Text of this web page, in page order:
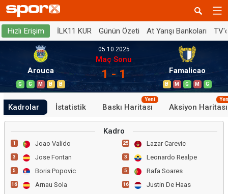
Hızlı Erişim İLK11 KUR Günün Özeti At Yarışı Bankoları
Arouca
G G M B B
05.10.2025
Maç Sonu
1 - 1 Famalicao
B M G M G
Kadrolar İstatistik Baskı Haritası
Yeni
Aksiyon Haritası
Kadro
1 Joao Valido
3 Jose Fontan
5 Boris Popovic
16 Arnau Sola
25 Lazar Carevic
3 Leonardo Realpe
5 Rafa Soares
16 Justin De Haas